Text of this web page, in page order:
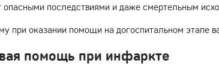
опасными последствиями и даже смертельным
при оказании помощи на догоспитальном этапе
помощь при инфаркте